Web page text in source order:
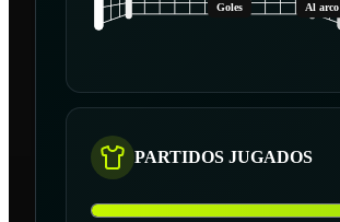
Goles Al arco
PARTIDOS JUGADOS